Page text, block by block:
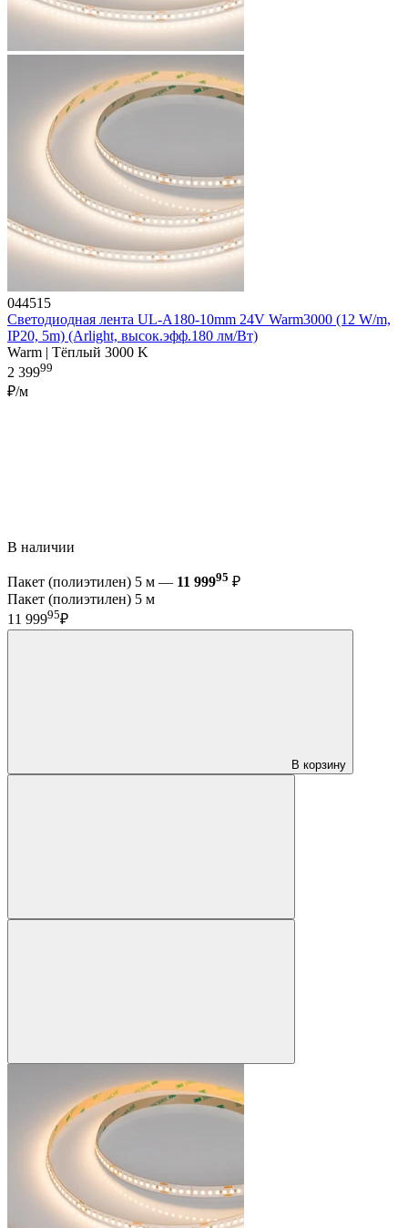
044515
Светодиодная лента UL-A180-10mm 24V Warm3000 (12 W/m,
IP20, 5m) (Arlight, высок.эфф.180 лм/Вт)
Warm | Тёплый 3000 K
2 39999
₽/м
В наличии
Пакет (полиэтилен) 5 м — 11 99995 ₽
Пакет (полиэтилен) 5 м
11 99995₽
В корзину